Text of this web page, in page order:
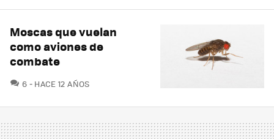
Moscas que vuelan
como aviones de
combate
6 COMENTARIOS
HACE 12 AÑOS